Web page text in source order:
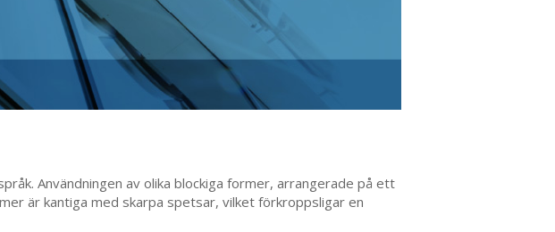
Användningen av olika blockiga former, arrangerade på ett
är kantiga med skarpa spetsar, vilket förkroppsligar en